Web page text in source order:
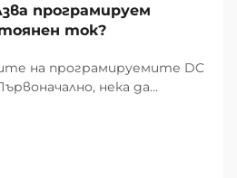
програмируем
ток?
на програмируемите DC
нека да
устройство,